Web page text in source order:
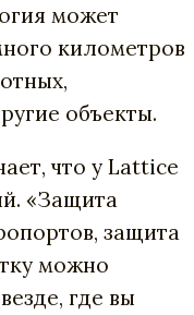
может
километров
объекты.
что у Lattice
«Защита
защита
можно
где вы